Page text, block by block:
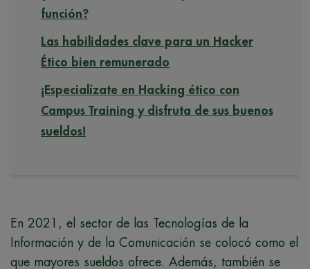
función?
Las habilidades clave para un Hacker
Ético bien remunerado
¡Especialízate en Hacking ético con
Campus Training y disfruta de sus buenos
sueldos!
En 2021, el sector de las Tecnologías de la
Información y de la Comunicación se colocó como el
que mayores sueldos ofrece. Además, también se